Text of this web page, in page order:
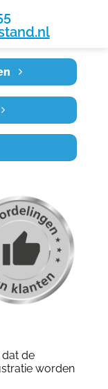
de
worden